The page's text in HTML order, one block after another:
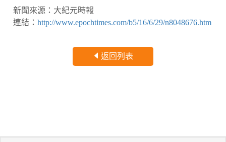
新聞來源：大紀元時報
連結： http://www.epochtimes.com/b5/16/6/29/n8048676.htm
返回列表